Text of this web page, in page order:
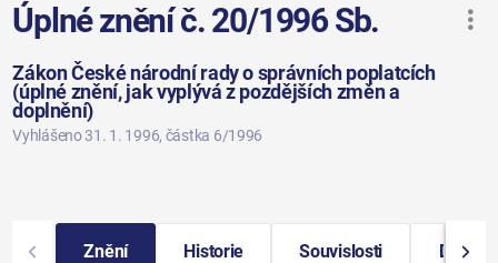
Úplné znění č. 20/1996 Sb.
Zákon České národní rady o správních poplatcích
(úplné znění, jak vyplývá z pozdějších změn a
doplnění)
Vyhlášeno 31. 1. 1996, částka 6/1996
Znění Historie Souvislosti Další